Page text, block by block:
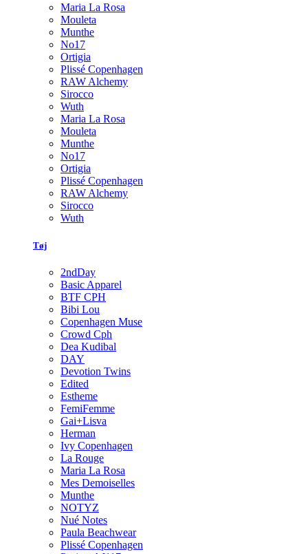
Maria La Rosa
Mouleta
Munthe
No17
Ortigia
Plissé Copenhagen
RAW Alchemy
Sirocco
Wuth
Maria La Rosa
Mouleta
Munthe
No17
Ortigia
Plissé Copenhagen
RAW Alchemy
Sirocco
Wuth
Tøj
2ndDay
Basic Apparel
BTF CPH
Bibi Lou
Copenhagen Muse
Crowd Cph
Dea Kudibal
DAY
Devotion Twins
Edited
Estheme
FemiFemme
Gai+Lisva
Herman
Ivy Copenhagen
La Rouge
Maria La Rosa
Mes Demoiselles
Munthe
NOTYZ
Nué Notes
Paula Beachwear
Plissé Copenhagen